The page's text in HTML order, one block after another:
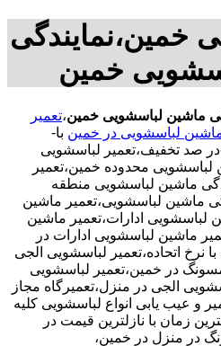
خمین،نمایندگی
خمین
ماشین لباسشویی خمین،تعمیر
ماشین لباسشویی در خمین با-
گلزاری-در صد تخفیف،تعمیر لباسشویی
لباسشویی محدوده خمین،تعمیر
ماشین لباسشویی منطقه
ماشین لباسشویی،تعمیر ماشین
ادارات،تعمیر ماشین
ماشین لباسشویی ادارات در
نرخ اتحاده،تعمیر لباسشویی الجی
در خمین،تعمیر لباسشویی
الجی در منزل،تعمیرگاه مجاز
و عیب یابی انواع لباسشویی کلیه
زمان با نازلترین قیمت در
در منزل در خمین،